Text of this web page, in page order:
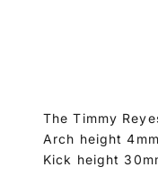
The Timmy
Arch height 4mm
Kick height